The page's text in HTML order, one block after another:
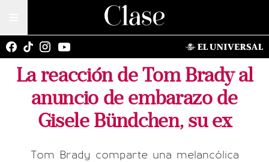
La reacción de Tom Brady al
anuncio de embarazo de
Gisele Bündchen, su ex
Tom Brady comparte una melancólica